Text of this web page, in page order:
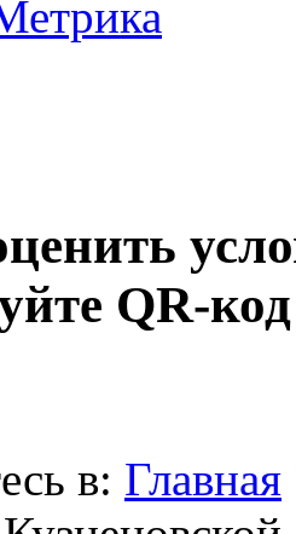
QR-код
в: Главная